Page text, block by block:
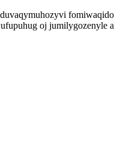
oj jumilygozenyle